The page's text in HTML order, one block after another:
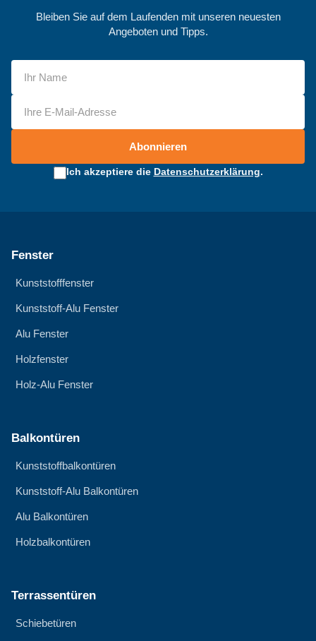
Bleiben Sie auf dem Laufenden mit unseren neuesten
Angeboten und Tipps.
Abonnieren
Ich akzeptiere die Datenschutzerklärung.
Fenster
Kunststofffenster
Kunststoff-Alu Fenster
Alu Fenster
Holzfenster
Holz-Alu Fenster
Balkontüren
Kunststoffbalkontüren
Kunststoff-Alu Balkontüren
Alu Balkontüren
Holzbalkontüren
Terrassentüren
Schiebetüren